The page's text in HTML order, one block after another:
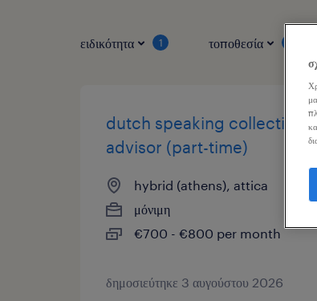
ειδικότητα 1 τοποθεσία
dutch speaking collection
advisor (part-time)
hybrid (athens), attica
μόνιμη
€700 - €800 per month
δημοσιεύτηκε 3 αυγούστου 2026